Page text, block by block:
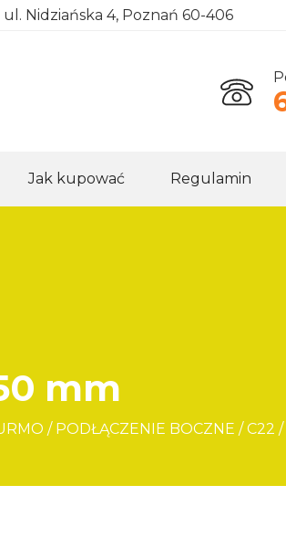
Nidziańska 4, Poznań 60-406
Jak kupować Regulamin
mm
/ PODŁĄCZENIE BOCZNE / C22 /